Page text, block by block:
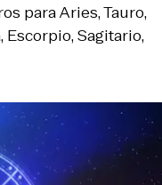
para Aries, Tauro,
Escorpio, Sagitario,